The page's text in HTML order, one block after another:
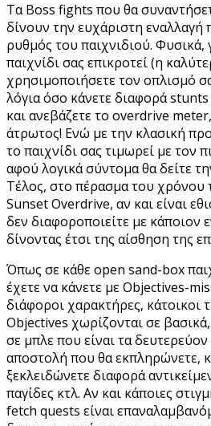
Τα Boss fights που θα
δίνουν την ευχάριστη εναλλαγή
ρυθμός του παιχνιδιού. Φυσικά,
παιχνίδι σας επικροτεί (η
χρησιμοποιήσετε τον οπλισμό
λόγια όσο κάνετε διαφορά
και ανεβάζετε το overdrive
άτρωτος! Ενώ με την κλασική
το παιχνίδι σας τιμωρεί με τον
αφού λογικά σύντομα θα δείτε
Τέλος, στο πέρασμα του χρόνου
Sunset Overdrive, αν και είναι
δεν διαφοροποιείτε με κάποιον
δίνοντας έτσι της αίσθηση της
Όπως σε κάθε open sand-box
έχετε να κάνετε με Objectives-
διάφοροι χαρακτήρες, κάτοικοι
Objectives χωρίζονται σε
σε μπλε που είναι τα
αποστολή που θα εκπληρώνετε,
ξεκλειδώνετε διαφορά
παγίδες κτλ. Αν και κάποιες
fetch quests είναι